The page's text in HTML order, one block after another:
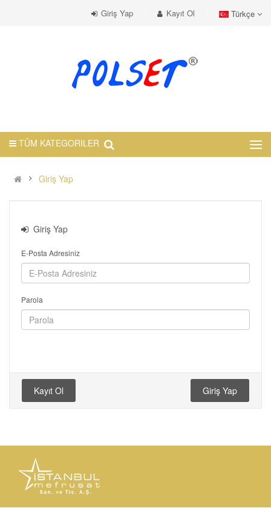
Giriş Yap Kayıt Ol Türkçe
TÜM KATEGORILER
Giriş Yap
Giriş Yap
E-Posta Adresiniz
Parola
Kayıt Ol